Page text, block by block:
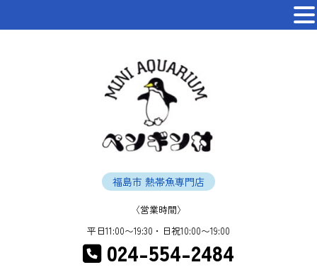
福島市 熱帯魚専門店
〈営業時間〉
平日11:00〜19:30・日祝10:00〜19:00
024-554-2484